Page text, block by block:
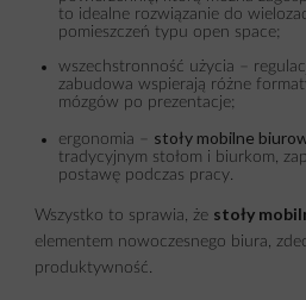
to idealne rozwiązanie do
pomieszczeń typu open space;
wszechstronność użycia –
zabudowa wspierają różne
mózgów po prezentacje;
ergonomia – stoły mobilne
tradycyjnym stołom i biurkom,
postawę podczas pracy.
Wszystko to sprawia, że stoły
elementem nowoczesnego biura,
produktywność.